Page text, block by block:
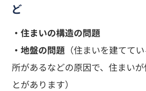
ど
・住まいの構造の問題
・地盤の問題（住まいを建てて
所があるなどの原因で、住まい
とがあります）